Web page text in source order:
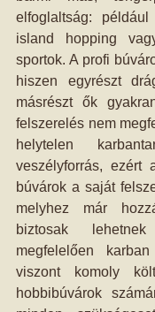
elfoglaltság:
island hopping
sportok. A profi
hiszen egyrészt
másrészt ők
felszerelés nem
helytelen
veszélyforrás, ezért
búvárok a saját
melyhez már
biztosak
megfelelően
viszont komoly
hobbibúvárok